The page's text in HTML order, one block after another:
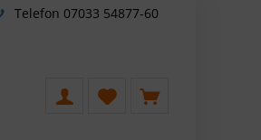
Telefon 07033 54877-60